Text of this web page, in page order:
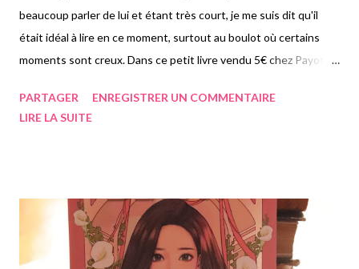
beaucoup parler de lui et étant très court, je me suis dit qu'il
était idéal à lire en ce moment, surtout au boulot où certains
moments sont creux. Dans ce petit livre vendu 5€ chez Payot, la
parle de la montée en flèche de ce parti notamment du
de nombreux problèmes, provoquant un ras le bol de beaucoup
de français envers la politique, quitte à voter extrême droite.
Salomé Saqué fait un peu une biographie du parti d'extrême
PARTAGER
ENREGISTRER UN COMMENTAIRE
LIRE LA SUITE